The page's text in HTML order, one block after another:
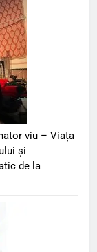
viu – Viața
și
de la